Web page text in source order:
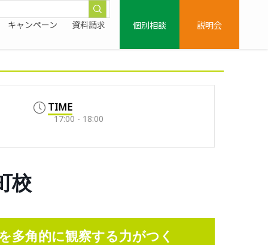
キャンペーン 資料請求
個別相談
説明会
TIME
17:00 - 18:00
校
多角的に観察する力がつく